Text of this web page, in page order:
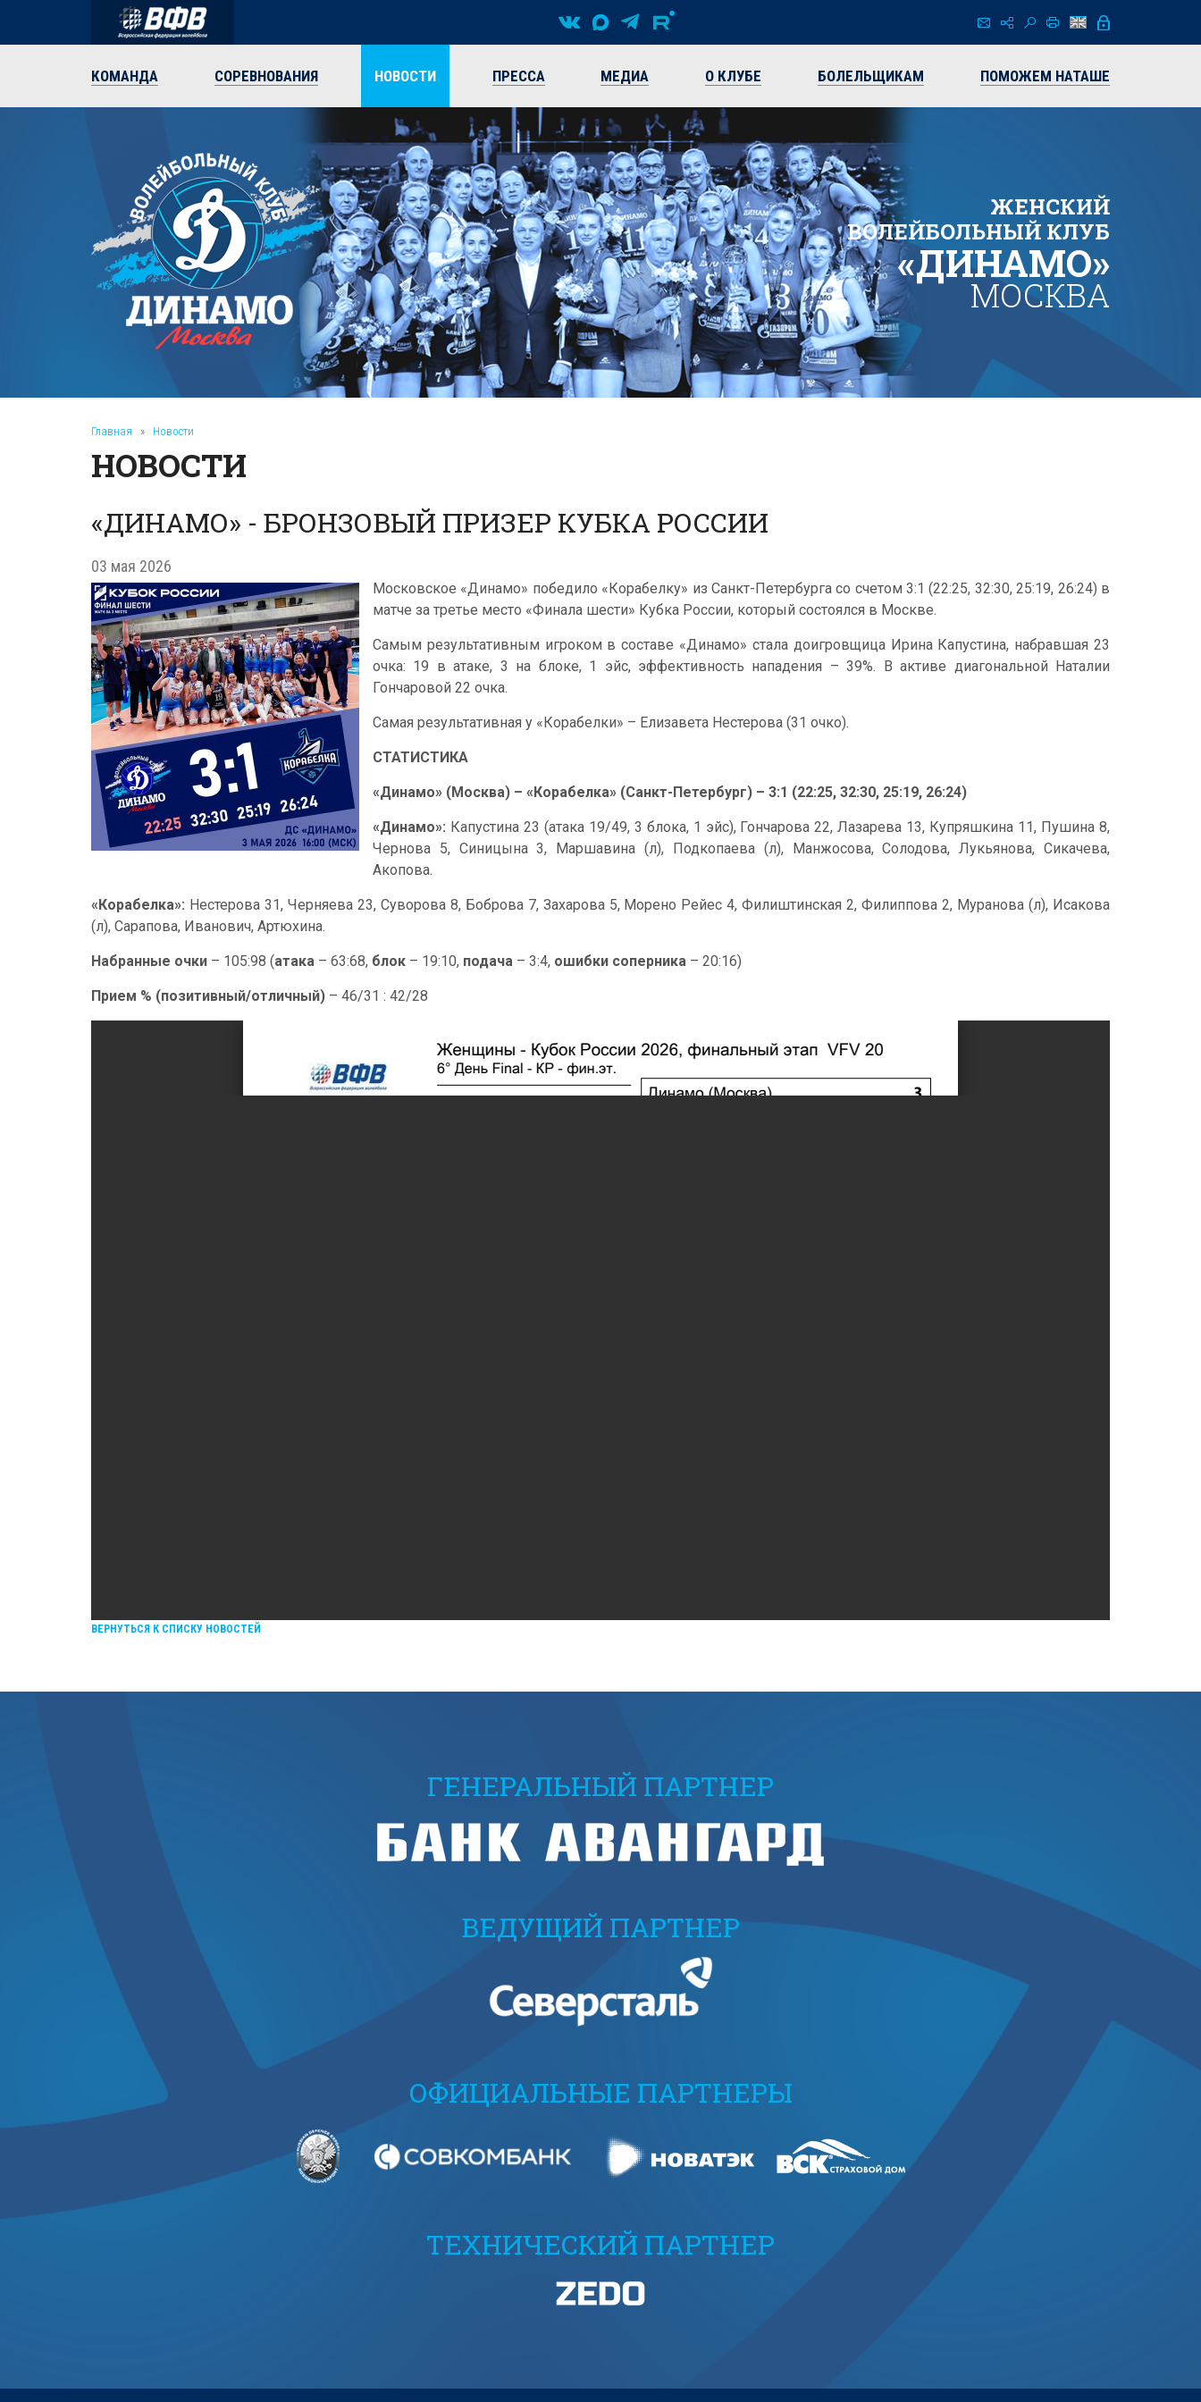
КОМАНДА СОРЕВНОВАНИЯ НОВОСТИ ПРЕССА МЕДИА О КЛУБЕ БОЛЕЛЬЩИКАМ ПОМОЖЕМ НАТАШЕ
ЖЕНСКИЙ
ВОЛЕЙБОЛЬНЫЙ КЛУБ
«ДИНАМО»
МОСКВА
Главная » Новости
НОВОСТИ
«ДИНАМО» - БРОНЗОВЫЙ ПРИЗЕР КУБКА РОССИИ
03 мая 2026
Московское «Динамо» победило «Корабелку» из Санкт-Петербурга со счетом 3:1 (22:25, 32:30, 25:19, 26:24) в
матче за третье место «Финала шести» Кубка России, который состоялся в Москве.
Самым результативным игроком в составе «Динамо» стала доигровщица Ирина Капустина, набравшая 23
очка: 19 в атаке, 3 на блоке, 1 эйс, эффективность нападения – 39%. В активе диагональной Наталии
Гончаровой 22 очка.
Самая результативная у «Корабелки» – Елизавета Нестерова (31 очко).
СТАТИСТИКА
«Динамо» (Москва) – «Корабелка» (Санкт-Петербург) – 3:1 (22:25, 32:30, 25:19, 26:24)
«Динамо»: Капустина 23 (атака 19/49, 3 блока, 1 эйс), Гончарова 22, Лазарева 13, Купряшкина 11, Пушина 8,
Чернова 5, Синицына 3, Маршавина (л), Подкопаева (л), Манжосова, Солодова, Лукьянова, Сикачева,
Акопова.
«Корабелка»: Нестерова 31, Черняева 23, Суворова 8, Боброва 7, Захарова 5, Морено Рейес 4, Филиштинская 2, Филиппова 2, Муранова (л), Исакова
(л), Сарапова, Иванович, Артюхина.
Набранные очки – 105:98 (атака – 63:68, блок – 19:10, подача – 3:4, ошибки соперника – 20:16)
Прием % (позитивный/отличный) – 46/31 : 42/28
ВЕРНУТЬСЯ К СПИСКУ НОВОСТЕЙ
ГЕНЕРАЛЬНЫЙ ПАРТНЕР
ВЕДУЩИЙ ПАРТНЕР
ОФИЦИАЛЬНЫЕ ПАРТНЕРЫ
ТЕХНИЧЕСКИЙ ПАРТНЕР